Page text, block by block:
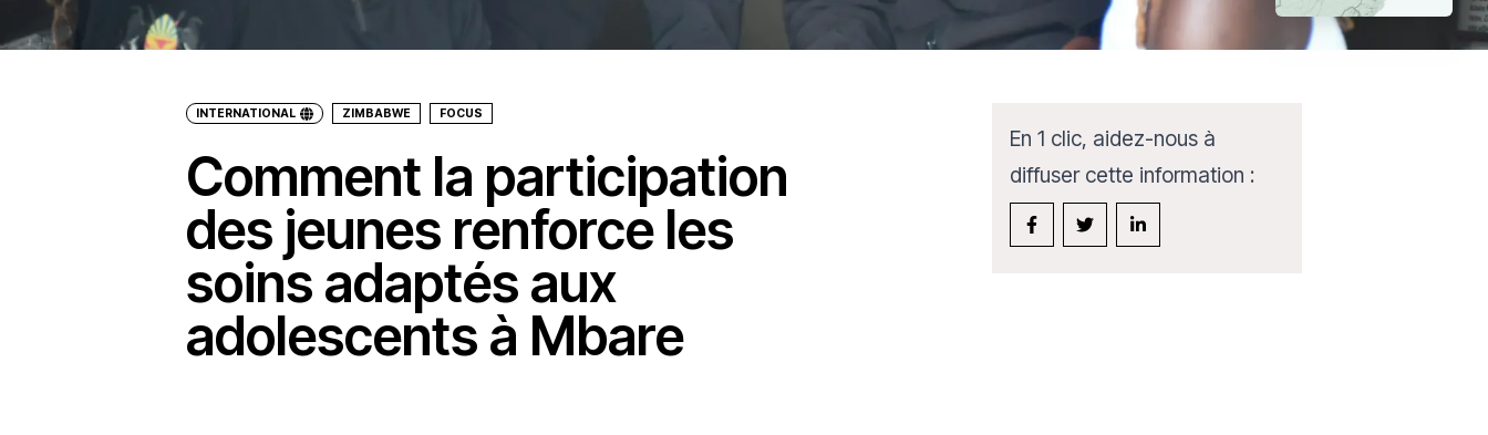
INTERNATIONAL ZIMBABWE FOCUS
Comment la participation
des jeunes renforce les
soins adaptés aux
adolescents à Mbare
En 1 clic, aidez-nous à
diffuser cette information :